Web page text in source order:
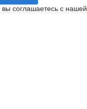
соглашаетесь с нашей